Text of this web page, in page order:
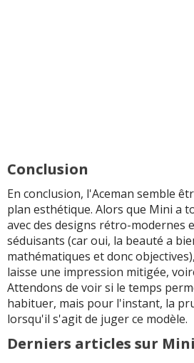
Conclusion
En conclusion, l'Aceman semble
plan esthétique. Alors que Mini a
avec des designs rétro-modernes
séduisants (car oui, la beauté a
mathématiques et donc
laisse une impression mitigée,
Attendons de voir si le temps
habituer, mais pour l'instant, la
lorsqu'il s'agit de juger ce modèle.
Derniers articles sur